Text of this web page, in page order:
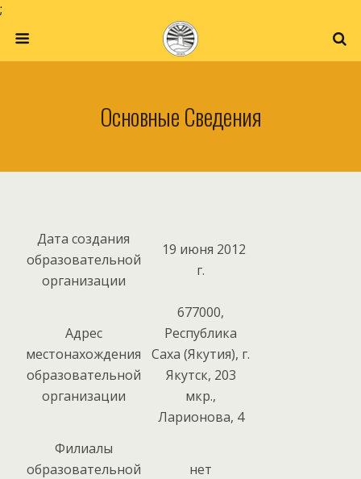
;
Основные Сведения
Дата создания
образовательной
организации
19 июня 2012
г.
Адрес
местонахождения
образовательной
организации
677000,
Республика
Саха (Якутия), г.
Якутск, 203
мкр.,
Ларионова, 4
Филиалы
образовательной
нет